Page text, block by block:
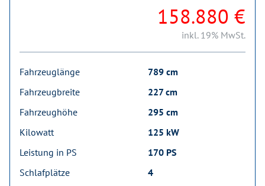
158.880 €
inkl. 19% MwSt.
Fahrzeuglänge
789 cm
Fahrzeugbreite
227 cm
Fahrzeughöhe
295 cm
Kilowatt
125 kW
Leistung in PS
170 PS
Schlafplätze
4